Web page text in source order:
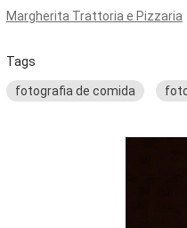
Margherita Trattoria e Pizzaria
Tags
fotografia de comida